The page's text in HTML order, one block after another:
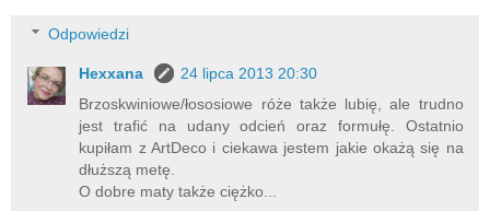
Odpowiedzi
Hexxana
24 lipca 2013 20:30
Brzoskwiniowe/łososiowe róże także lubię, ale trudno
jest trafić na udany odcień oraz formułę. Ostatnio
kupiłam z ArtDeco i ciekawa jestem jakie okażą się na
dłuższą metę.
O dobre maty także ciężko...